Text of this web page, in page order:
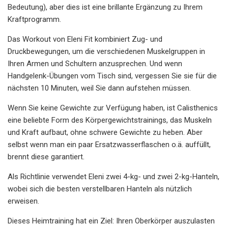
Bedeutung), aber dies ist eine brillante Ergänzung zu Ihrem
Kraftprogramm.
Das Workout von Eleni Fit kombiniert Zug- und
Druckbewegungen, um die verschiedenen Muskelgruppen in
Ihren Armen und Schultern anzusprechen. Und wenn
Handgelenk-Übungen vom Tisch sind, vergessen Sie sie für die
nächsten 10 Minuten, weil Sie dann aufstehen müssen.
Wenn Sie keine Gewichte zur Verfügung haben, ist Calisthenics
eine beliebte Form des Körpergewichtstrainings, das Muskeln
und Kraft aufbaut, ohne schwere Gewichte zu heben. Aber
selbst wenn man ein paar Ersatzwasserflaschen o.ä. auffüllt,
brennt diese garantiert.
Als Richtlinie verwendet Eleni zwei 4-kg- und zwei 2-kg-Hanteln,
wobei sich die besten verstellbaren Hanteln als nützlich
erweisen.
Dieses Heimtraining hat ein Ziel: Ihren Oberkörper auszulasten